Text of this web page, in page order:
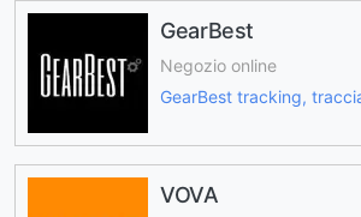
GearBest
Negozio online
GearBest tracking,
VOVA